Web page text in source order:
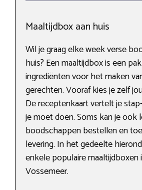
Maaltijdbox aan huis
Wil je graag elke week verse
huis? Een maaltijdbox is een
ingrediënten voor het maken
gerechten. Vooraf kies je zelf
De receptenkaart vertelt je
je moet doen. Soms kan je ook
boodschappen bestellen en
levering. In het gedeelte
enkele populaire maaltijdboxen
Vossemeer.